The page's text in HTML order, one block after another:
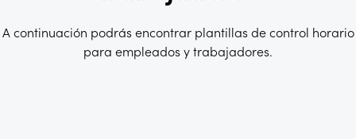
A continuación podrás encontrar plantillas de control horario
para empleados y trabajadores.